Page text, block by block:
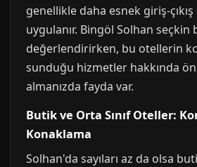
genellikle daha esnek giriş-
uygulanır. Bingöl Solhan
değerlendirirken, bu otellerin
sunduğu hizmetler hakkında
almanızda fayda var.
Butik ve Orta Sınıf Oteller:
Konaklama
Solhan'da sayıları az da olsa